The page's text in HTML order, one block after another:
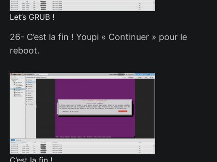
Let’s GRUB !
26- C’est la fin ! Youpi « Continuer » pour le
reboot.
C’est la fin !